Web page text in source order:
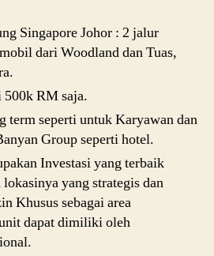
Singapore Johor : 2 jalur
dari Woodland dan Tuas,
RM saja.
term seperti untuk Karyawan dan
Group seperti hotel.
Investasi yang terbaik
yang strategis dan
Khusus sebagai area
dapat dimiliki oleh